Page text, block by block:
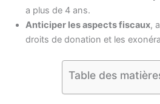
a plus de 4 ans.
Anticiper les aspects fiscaux,
droits de donation et les
Table des